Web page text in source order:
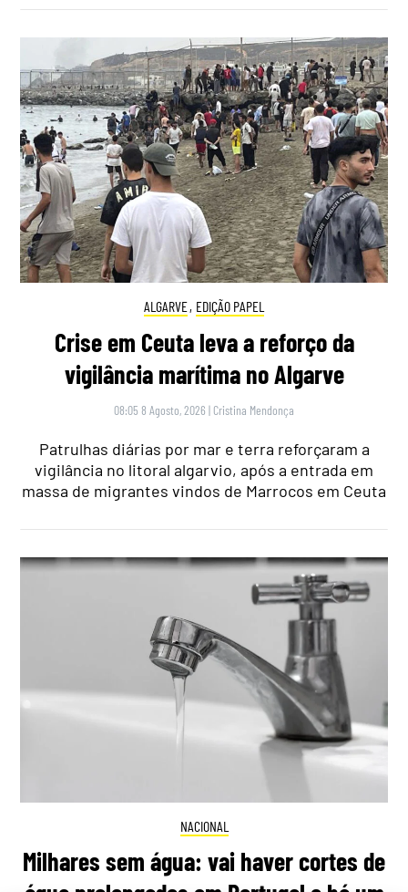
ALGARVE, EDIÇÃO PAPEL
Crise em Ceuta leva a reforço da
vigilância marítima no Algarve
08:05 8 Agosto, 2026 | Cristina Mendonça
Patrulhas diárias por mar e terra reforçaram a
vigilância no litoral algarvio, após a entrada em
massa de migrantes vindos de Marrocos em Ceuta
NACIONAL
Milhares sem água: vai haver cortes de